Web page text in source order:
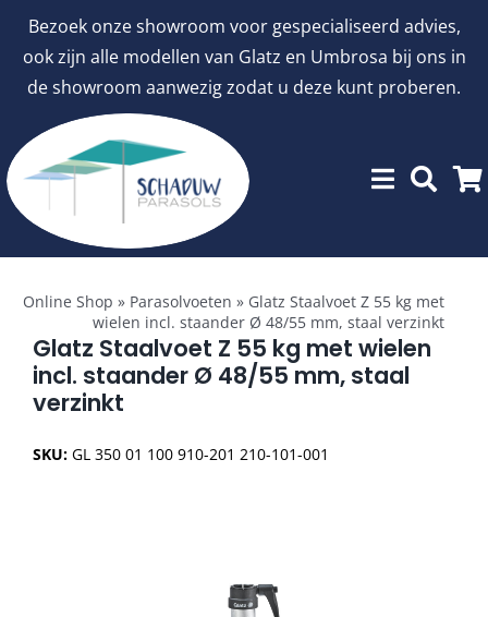
Bezoek onze showroom voor gespecialiseerd advies,
ook zijn alle modellen van Glatz en Umbrosa bij ons in
de showroom aanwezig zodat u deze kunt proberen.
inhoud
Toggle
aanbiedingen
Stokparasols
Online Shop » Parasolvoeten » Glatz Staalvoet Z 55 kg met
wielen incl. staander Ø 48/55 mm, staal verzinkt
Glatz Staalvoet Z 55 kg met wielen
incl. staander Ø 48/55 mm, staal
verzinkt
SKU: GL 350 01 100 910-201 210-101-001